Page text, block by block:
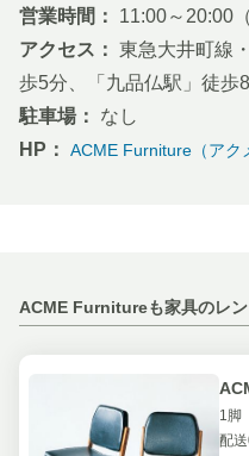
営業時間： 11:00～20:00
アクセス： 東急大井町線
歩5分、「九品仏駅」徒歩
駐車場： なし
HP： ACME Furniture（ア
ACME Furnitureも家具のレ
1脚
配